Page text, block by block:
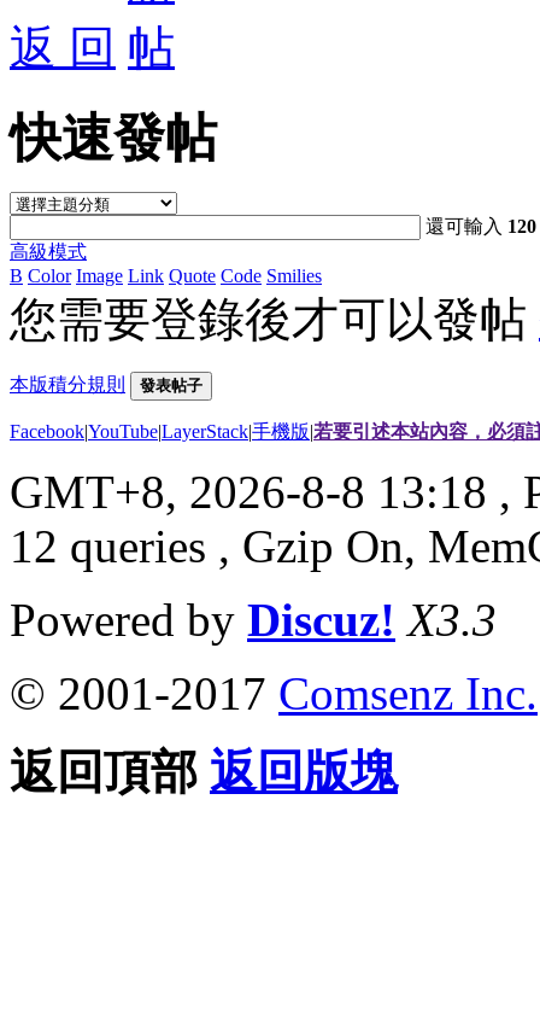
返 回
快速發帖
還可輸入 120
高級模式
B Color Image Link Quote Code Smilies
您需要登錄後才可以發帖
本版積分規則 發表帖子
Facebook|YouTube|LayerStack|手機版|若要引述本站內容，必須
GMT+8, 2026-8-8 13:18 ,
12 queries , Gzip On,
Powered by Discuz! X3.3
© 2001-2017 Comsenz Inc.
返回頂部 返回版塊